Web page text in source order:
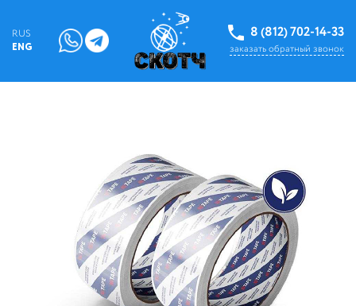
RUS
ENG
8 (812) 702-14-33
заказать обратный звонок